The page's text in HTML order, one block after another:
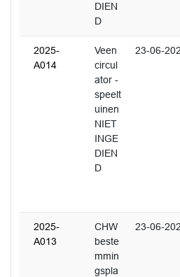
DIEN
D
2025-
A014
Veen
circul
ator -
speelt
uinen
NIET
INGE
DIEN
D
23-06-
2025-
A013
CHW
beste
mmin
gspla
23-06-